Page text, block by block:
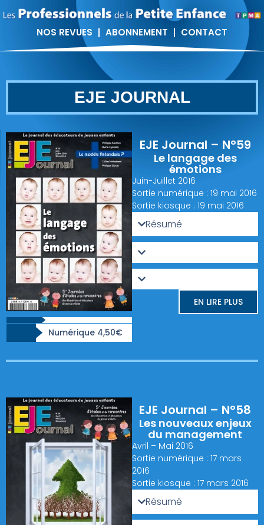
NOS REVUES ABONNEMENT CONTACT
EJE JOURNAL
Numérique 4,50€
EJE Journal – N°59
Le langage des
émotions
Juin-Juillet 2016
Sortie numérique : 19 mai 2016
Sortie kiosque : 19 mai 2016
Résumé
EN LIRE PLUS
EJE Journal – N°58
Les nouveaux enjeux
du management
Avril – Mai 2016
Sortie numérique : 17 mars
2016
Sortie kiosque : 17 mars 2016
Résumé